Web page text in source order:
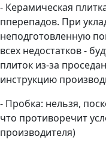
- Керамическая
пперепадов. При
неподготовленную
всех недостатков -
плиток из-за
инструкцию
- Пробка: нельзя,
что противоречит
производителя)